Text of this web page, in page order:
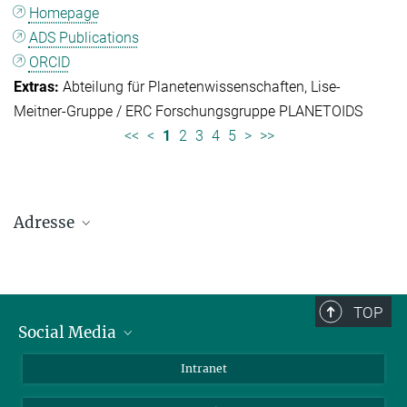
Homepage
ADS Publications
ORCID
Abteilung für Planetenwissenschaften Lise-
Meitner-Gruppe / ERC Forschungsgruppe PLANETOIDS
<< < 1 2 3 4 5 > >>
Adresse
Telefon: +49 551 384 979-0
E-Mail:presseinfo@mps.mpg.de
TOP
Social Media
Intranet